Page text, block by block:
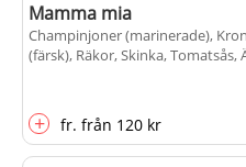
Mamma mia
Champinjoner (marinerade),
(färsk), Räkor, Skinka, Tomatsås,
+ fr. från 120 kr